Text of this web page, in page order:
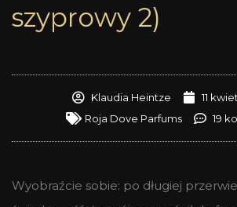
szyprowy 2)
Klaudia Heintze
11
Roja Dove Parfums
19
Wyobraźcie sobie: po długiej